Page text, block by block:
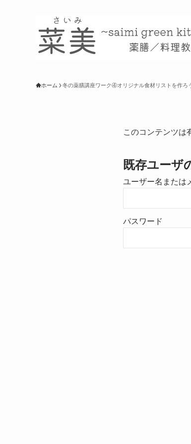
ホーム 冬の薬膳講座ワーク④オリジナル食材リストを作ろ
このコンテンツは
既存ユーザ
ユーザー名または
パスワード